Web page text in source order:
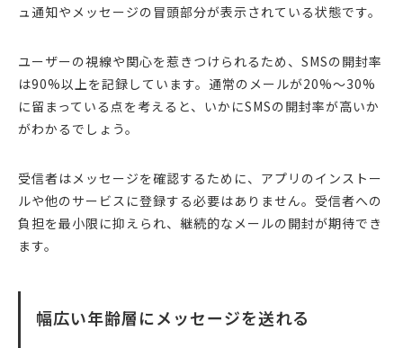
ュ通知やメッセージの冒頭部分が表示されている状態です。
ユーザーの視線や関心を惹きつけられるため、SMSの開封率
は90%以上を記録しています。通常のメールが20%～30%
に留まっている点を考えると、いかにSMSの開封率が高いか
がわかるでしょう。
受信者はメッセージを確認するために、アプリのインストー
ルや他のサービスに登録する必要はありません。受信者への
負担を最小限に抑えられ、継続的なメールの開封が期待でき
ます。
幅広い年齢層にメッセージを送れる